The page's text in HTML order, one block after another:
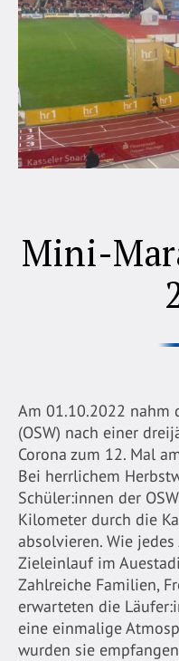
Mini-
Am 01.10.2022 nahm
(OSW) nach einer
Corona zum 12. Mal
Bei herrlichem
Schüler:innen der
Kilometer durch die
absolvieren. Wie
Zieleinlauf im
Zahlreiche Familien,
erwarteten die
eine einmalige
wurden sie